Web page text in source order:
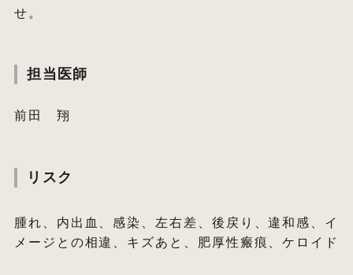
せ。
担当医師
前田 翔
リスク
腫れ、内出血、感染、左右差、後戻り、違和感、イ
メージとの相違、キズあと、肥厚性瘢痕、ケロイド